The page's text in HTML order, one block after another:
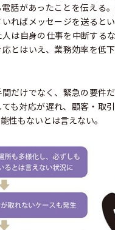
話があったことを伝える
ればメッセージを送ると
は自身の仕事を中断する
とはいえ、業務効率を低
だけでなく、緊急の要件
も対応が遅れ、顧客・取
性もないとは言えない。